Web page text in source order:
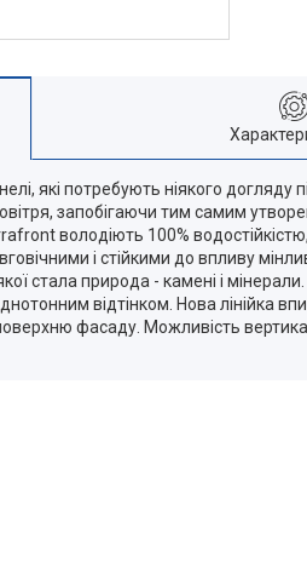
які потребують ніякого
запобігаючи тим самим
володіють 100%
і стійкими до впливу
стала природа - камені і
відтінком. Нова лінійка
фасаду. Можливість